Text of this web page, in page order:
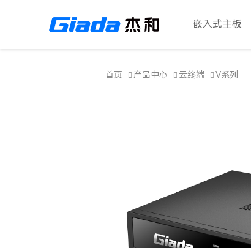
嵌入式主板
首页 产品中心 云终端 V系列